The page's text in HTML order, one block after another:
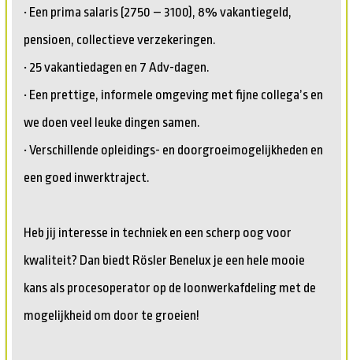
• Een prima salaris (2750 – 3100), 8% vakantiegeld,
pensioen, collectieve verzekeringen.
• 25 vakantiedagen en 7 Adv-dagen.
• Een prettige, informele omgeving met fijne collega’s en
we doen veel leuke dingen samen.
• Verschillende opleidings- en doorgroeimogelijkheden en
een goed inwerktraject.
Heb jij interesse in techniek en een scherp oog voor
kwaliteit? Dan biedt Rösler Benelux je een hele mooie
kans als procesoperator op de loonwerkafdeling met de
mogelijkheid om door te groeien!